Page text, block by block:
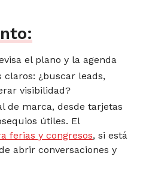
el plano y la agenda
claros: ¿buscar leads,
visibilidad?
de marca, desde tarjetas
útiles. El
ferias y congresos, si está
abrir conversaciones y